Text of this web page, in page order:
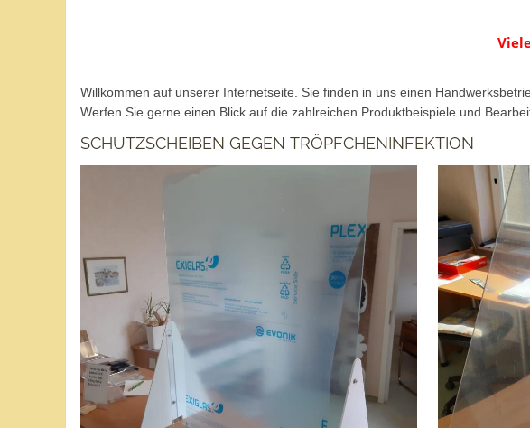
Willkommen auf unserer Internetseite. Sie finden in uns einen
Werfen Sie gerne einen Blick auf die zahlreichen Produktbeispiele und
SCHUTZSCHEIBEN GEGEN TRÖPFCHENINFEKTION